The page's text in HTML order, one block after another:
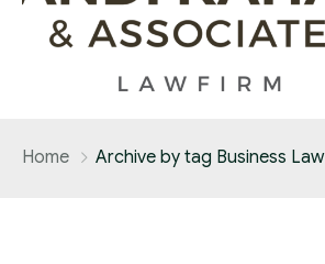
Home Archive by tag Business Law